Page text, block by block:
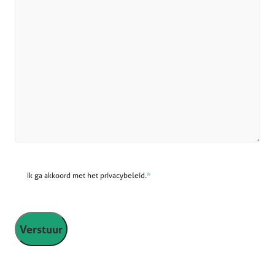
Ik ga akkoord met het privacybeleid.*